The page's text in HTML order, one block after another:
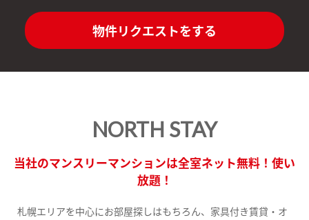
物件リクエストをする
NORTH STAY
当社のマンスリーマンションは全室ネット無料！使い
放題！
札幌エリアを中心にお部屋探しはもちろん、家具付き賃貸・オ